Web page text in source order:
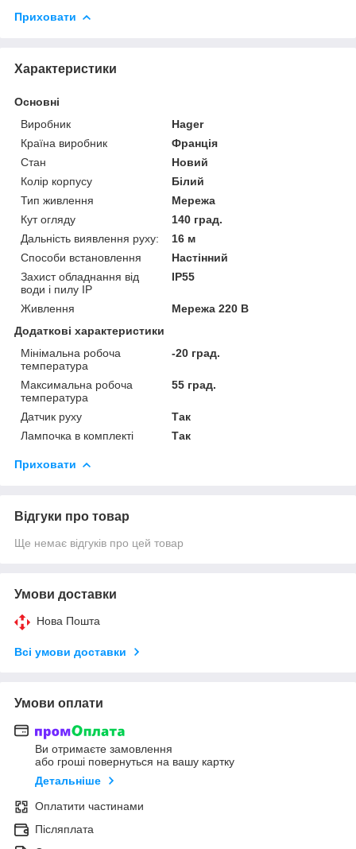
Приховати
Характеристики
Основні
Виробник
Hager
Країна виробник
Франція
Стан
Новий
Колір корпусу
Білий
Тип живлення
Мережа
Кут огляду
140 град.
Дальність виявлення руху:
16 м
Способи встановлення
Настінний
Захист обладнання від
води і пилу IP
IP55
Живлення
Мережа 220 В
Додаткові характеристики
Мінімальна робоча
температура
-20 град.
Максимальна робоча
температура
55 град.
Датчик руху
Так
Лампочка в комплекті
Так
Приховати
Відгуки про товар
Ще немає відгуків про цей товар
Умови доставки
Нова Пошта
Всі умови доставки
Умови оплати
Ви отримаєте замовлення
або гроші повернуться на вашу картку
Детальніше
Оплатити частинами
Післяплата